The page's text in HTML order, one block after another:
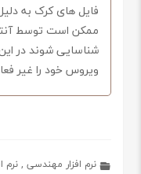
فایل های کرک به
ممکن است توسط
شناسایی شوند در
ویروس خود را غیر
نرم افزار مهندسی ,نرم